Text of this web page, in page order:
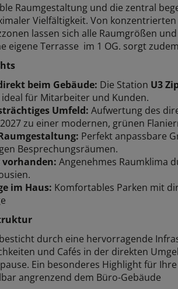
Raumgestaltung und die zentral
Vielfältigkeit. Von
lassen sich alle Raumgrößen
eigene Terrasse im 1 OG. sorgt
beim Gebäude: Die Station U3
ideal für Mitarbeiter und Kunden.
Umfeld: Aufwertung des
zu einer modernen, grünen
Perfekt anpassbare
Besprechungsräumen.
Angenehmes Raumklima
im Haus: Komfortables Parken mit
durch eine hervorragende
und Cafés in der direkten
Ein besonderes Highlight für
angrenzend dem Büro-Gebäude